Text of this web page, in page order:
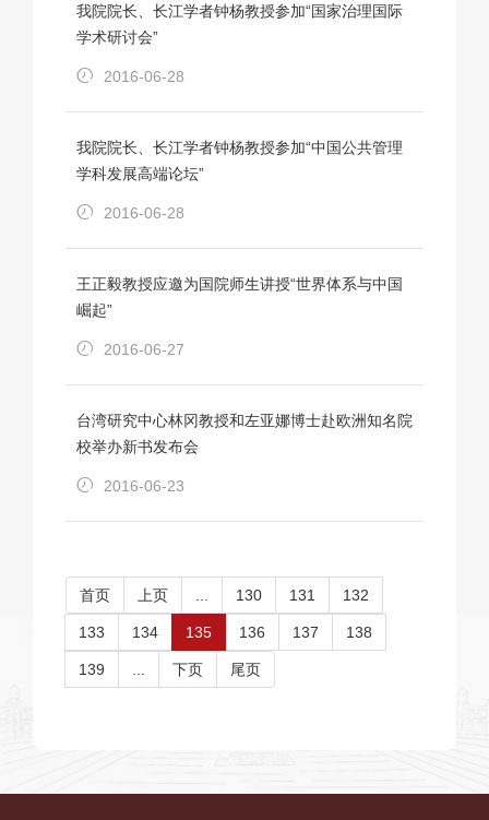
我院院长、长江学者钟杨教授参加“国家治理国际
学术研讨会”
2016-06-28
我院院长、长江学者钟杨教授参加“中国公共管理
学科发展高端论坛”
2016-06-28
王正毅教授应邀为国院师生讲授“世界体系与中国
崛起”
2016-06-27
台湾研究中心林冈教授和左亚娜博士赴欧洲知名院
校举办新书发布会
2016-06-23
首页 上页 130 131 132
133 134 135 136 137 138
139 下页 尾页